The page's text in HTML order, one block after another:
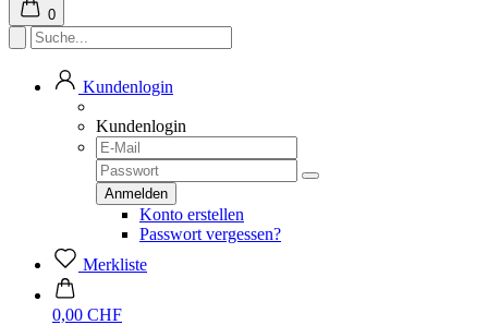
0
Kundenlogin
Kundenlogin
Konto erstellen
Passwort vergessen?
Merkliste
0,00 CHF